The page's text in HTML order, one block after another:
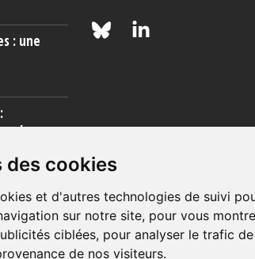
des cookies
et d'autres technologies de suivi
sur notre site, pour vous
ciblées, pour analyser le trafic
de nos visiteurs.
: une
les